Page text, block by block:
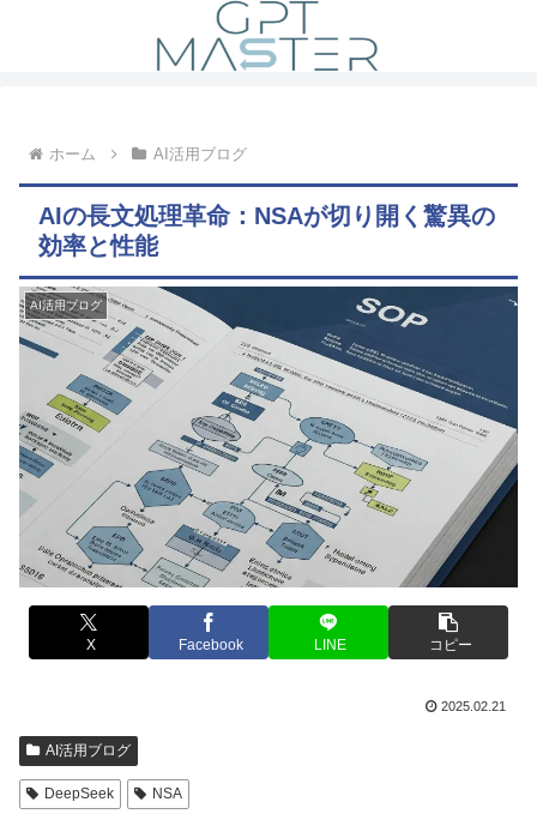
ホーム AI活用ブログ
AIの長文処理革命：NSAが切り開く驚異の
効率と性能
AI活用ブログ
X Facebook LINE コピー
2025.02.21
AI活用ブログ
DeepSeek NSA